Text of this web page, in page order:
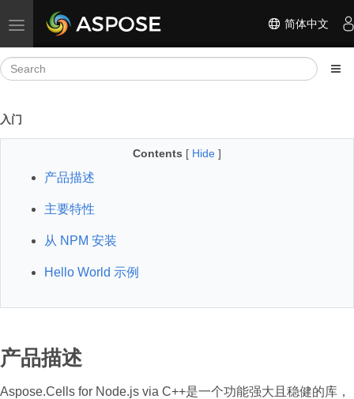
Toggle navigation 简体中文
入门
Contents [ Hide ]
产品描述
主要特性
从 NPM 安装
Hello World 示例
产品描述
Aspose.Cells for Node.js via C++是一个功能强大且稳健的库，